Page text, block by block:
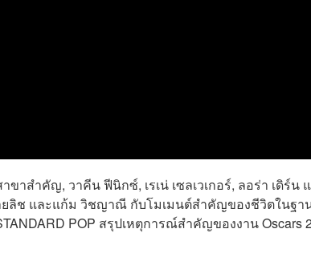
าสำคัญ, วาคีน ฟีนิกซ์, เรเน่ เซลเวเกอร์, ลอร่า เดิร์น
ลิช และแก้ม วิชญาณี กับโมเมนต์สำคัญของชีวิตในฐา
POP สรุปเหตุการณ์สำคัญของงาน Oscars